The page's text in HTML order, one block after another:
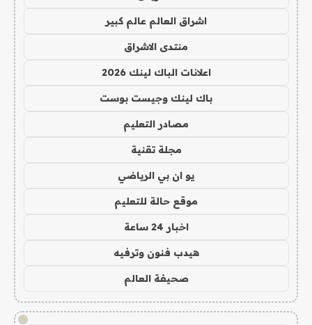
اشراق العالم عالم كبير
منتدى الاشراق
اعلانات الباك لينك 2026
باك لينك وجيست بوست
مصادر التعليم
مجلة تقنية
يو ان بي الرياضي
موقع حالة للتعليم
اخبار 24 ساعة
هيدب فنون وترفيه
صحيفة العالم
!